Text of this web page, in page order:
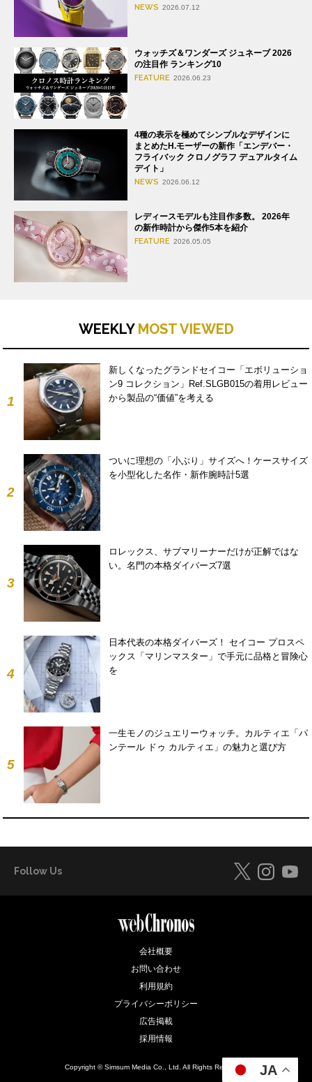
NEWS 2026.07.12
ウォッチズ＆ワンダーズ ジュネーブ 2026
の注目作 ランキング10
FEATURE 2026.06.23
4種の表示を極めてシンプルなデザインに
まとめたH.モーザーの新作「エンデバー・
フライバック クロノグラフ デュアルタイム
デイト」
NEWS 2026.06.12
レディースモデルも注目作多数。 2026年
の新作時計から傑作5本を紹介
FEATURE 2026.05.05
WEEKLY MOST VIEWED
1
新しくなったグランドセイコー「エボリューショ
ン9 コレクション」Ref.SLGB015の着用レビュー
から製品の“価値”を考える
2
ついに理想の「小ぶり」サイズへ！ケースサイズ
を小型化した名作・新作腕時計5選
3
ロレックス、サブマリーナーだけが正解ではな
い。名門の本格ダイバーズ7選
4
日本代表の本格ダイバーズ！ セイコー プロスペ
ックス「マリンマスター」で手元に品格と冒険心
を
5
一生モノのジュエリーウォッチ。カルティエ「パ
ンテール ドゥ カルティエ」の魅力と選び方
Follow Us
会社概要
お問い合わせ
利用規約
プライバシーポリシー
広告掲載
採用情報
Copyright © Simsum Media Co., Ltd. All Rights Reserved. JA